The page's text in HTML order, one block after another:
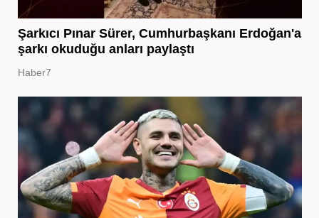
Şarkıcı Pınar Sürer, Cumhurbaşkanı Erdoğan'a
şarkı okuduğu anları paylaştı
Haber7